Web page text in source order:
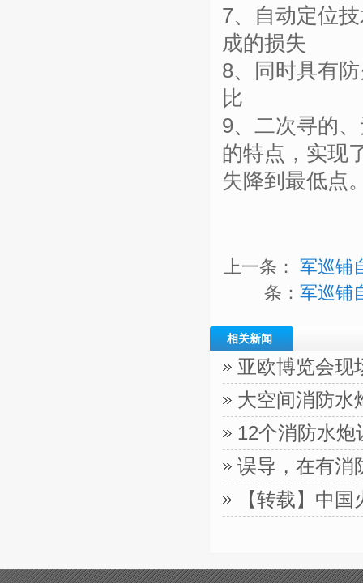
7、
自动定位
成的损失
8、
同时具有
比
9、 二次寻的
的特点，实现
失降到最低点
上一条： 军巡铺
条： 军巡铺
相关新闻
亚欧博览会现
大空间消防水
12个消防水
误导，在有消
【转载】中